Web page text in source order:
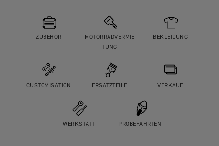
ZUBEHÖR
MOTORRADVERMIE
TUNG
BEKLEIDUNG
CUSTOMISATION ERSATZTEILE VERKAUF
WERKSTATT PROBEFAHRTEN